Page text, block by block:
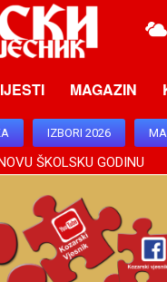
MAGAZIN
IZBORI 2026
ŠKOLSKU GODINU